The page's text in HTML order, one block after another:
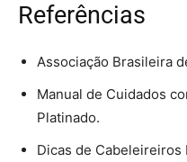
Referências
Associação Brasileira
Manual de Cuidados
Platinado.
Dicas de